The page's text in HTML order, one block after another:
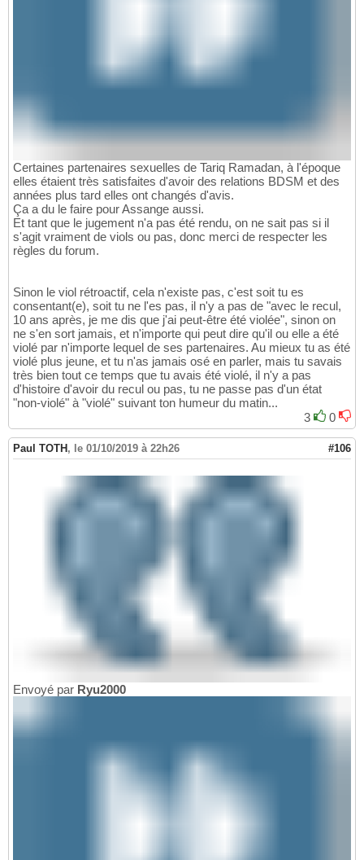
Certaines partenaires sexuelles de Tariq Ramadan, à l'époque
elles étaient très satisfaites d'avoir des relations BDSM et des
années plus tard elles ont changés d'avis.
Ça a du le faire pour Assange aussi.
Et tant que le jugement n'a pas été rendu, on ne sait pas si il
s'agit vraiment de viols ou pas, donc merci de respecter les
règles du forum.
Sinon le viol rétroactif, cela n'existe pas, c'est soit tu es
consentant(e), soit tu ne l'es pas, il n'y a pas de "avec le recul,
10 ans après, je me dis que j'ai peut-être été violée", sinon on
ne s'en sort jamais, et n'importe qui peut dire qu'il ou elle a été
violé par n'importe lequel de ses partenaires. Au mieux tu as été
violé plus jeune, et tu n'as jamais osé en parler, mais tu savais
très bien tout ce temps que tu avais été violé, il n'y a pas
d'histoire d'avoir du recul ou pas, tu ne passe pas d'un état
"non-violé" à "violé" suivant ton humeur du matin...
3
0
Paul TOTH, le 01/10/2019 à 22h26 #106
Envoyé par Ryu2000